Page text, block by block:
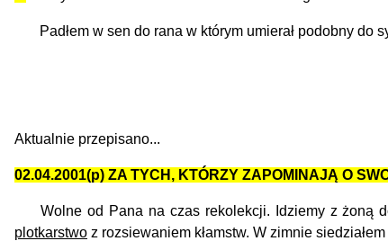
Padłem w sen do rana w którym umierał podobny do
Aktualnie przepisano...
02.04.2001(p) ZA TYCH, KTÓRZY ZAPOMINAJĄ O
Wolne od Pana na czas rekolekcji. Idziemy z żoną do
plotkarstwo z rozsiewaniem kłamstw. W zimnie